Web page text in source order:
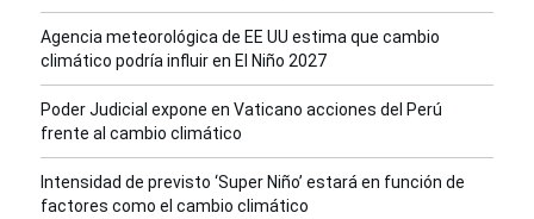
Agencia meteorológica de EE UU estima que cambio
climático podría influir en El Niño 2027
Poder Judicial expone en Vaticano acciones del Perú
frente al cambio climático
Intensidad de previsto ‘Super Niño’ estará en función de
factores como el cambio climático